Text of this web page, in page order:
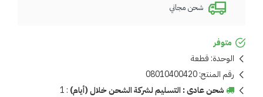
متوفر
الوحدة: قطعة
رقم المنتج:08010400420
شحن عادى : التسليم لشركة الشحن خلال (أيام) :
1
شحن مجاني